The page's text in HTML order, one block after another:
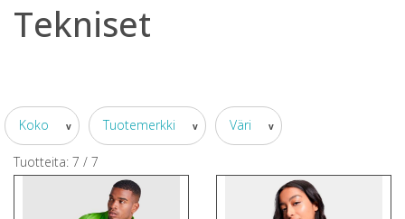
Tekniset
Koko v Tuotemerkki v Väri v
Tuotteita: 7 / 7